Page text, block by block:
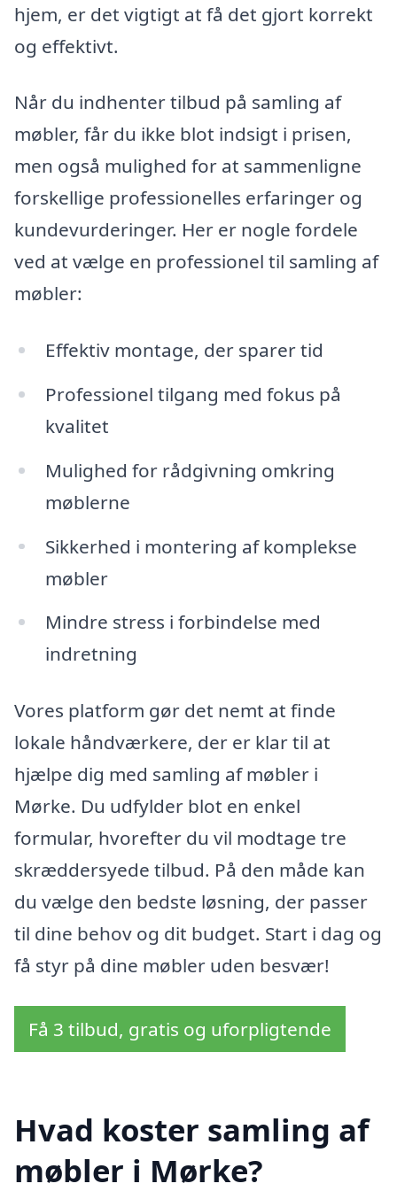
hjem, er det vigtigt at få det gjort korrekt
og effektivt.
Når du indhenter tilbud på samling af
møbler, får du ikke blot indsigt i prisen,
men også mulighed for at sammenligne
forskellige professionelles erfaringer og
kundevurderinger. Her er nogle fordele
ved at vælge en professionel til samling af
møbler:
Effektiv montage, der sparer tid
Professionel tilgang med fokus på
kvalitet
Mulighed for rådgivning omkring
møblerne
Sikkerhed i montering af komplekse
møbler
Mindre stress i forbindelse med
indretning
Vores platform gør det nemt at finde
lokale håndværkere, der er klar til at
hjælpe dig med samling af møbler i
Mørke. Du udfylder blot en enkel
formular, hvorefter du vil modtage tre
skræddersyede tilbud. På den måde kan
du vælge den bedste løsning, der passer
til dine behov og dit budget. Start i dag og
få styr på dine møbler uden besvær!
Få 3 tilbud, gratis og uforpligtende
Hvad koster samling af
møbler i Mørke?